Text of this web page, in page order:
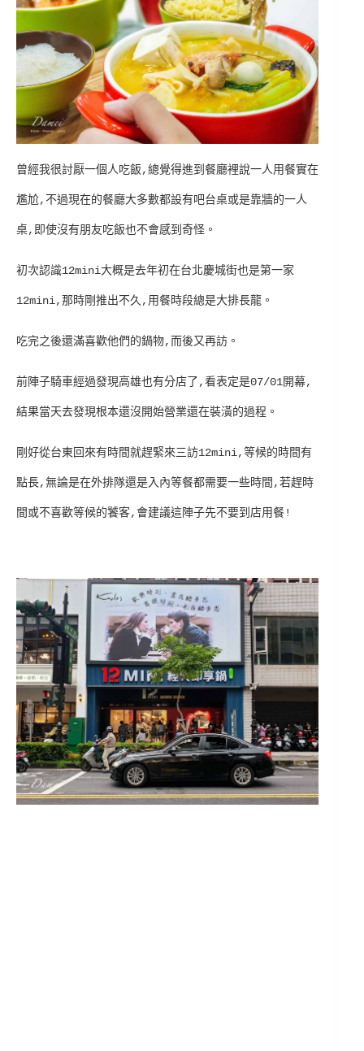
曾經我很討厭一個人吃飯,總覺得進到餐廳裡說一人用餐實在
尷尬,不過現在的餐廳大多數都設有吧台桌或是靠牆的一人
桌,即使沒有朋友吃飯也不會感到奇怪。
初次認識12mini大概是去年初在台北慶城街也是第一家
12mini,那時剛推出不久,用餐時段總是大排長龍。
吃完之後還滿喜歡他們的鍋物,而後又再訪。
前陣子騎車經過發現高雄也有分店了,看表定是07/01開幕,
結果當天去發現根本還沒開始營業還在裝潢的過程。
剛好從台東回來有時間就趕緊來三訪12mini,等候的時間有
點長,無論是在外排隊還是入內等餐都需要一些時間,若趕時
間或不喜歡等候的饕客,會建議這陣子先不要到店用餐!